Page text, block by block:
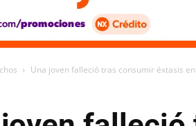
Una joven falleció tras consumir éxtasis